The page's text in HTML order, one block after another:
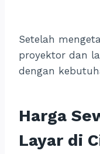
Setelah
proyektor dan
dengan
Harga
Layar di